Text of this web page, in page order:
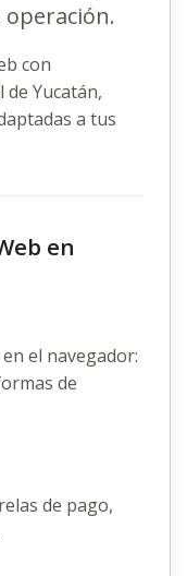
con
Yucatán,
a tus
en
el navegador:
de
de pago,